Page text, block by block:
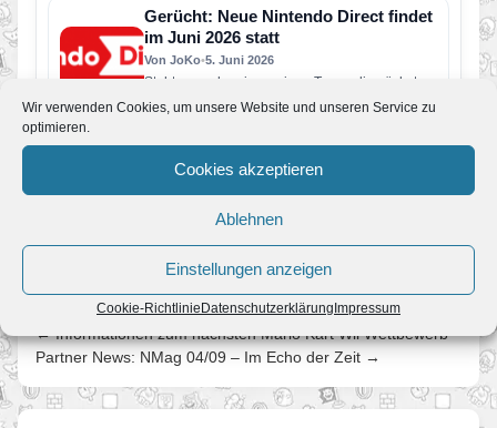
Wir verwenden Cookies, um unsere Website und unseren Service zu
optimieren.
Cookies akzeptieren
Ablehnen
Einstellungen anzeigen
Cookie-RichtlinieDatenschutzerklärungImpressum
Switch erscheinen…
Gerücht: Neue Nintendo Direct findet
im Juni 2026 statt
Von JoKo•5. Juni 2026
Steht uns schon in wenigen Tagen die nächste
große Nintendo Direct bevor? Laut aktuellen
Super Mario Galaxy und was Fans in
den nächsten Jahren erwartet
Manche Spiele verschwinden nach ein paar
Mario Galaxy nicht. Erschienen im November…
← Informationen zum nächsten Mario Kart Wii Wettbewerb
Partner News: NMag 04/09 – Im Echo der Zeit →